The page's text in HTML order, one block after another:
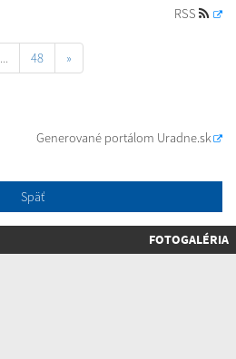
RSS
... 48 »
Generované portálom Uradne.sk
Späť
FOTOGALÉRIA